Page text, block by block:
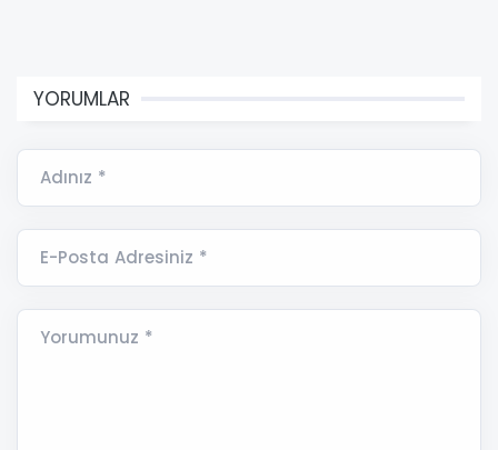
YORUMLAR
Adınız *
E-Posta Adresiniz *
Yorumunuz *